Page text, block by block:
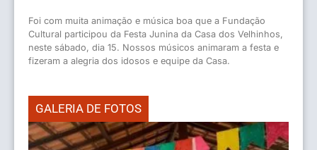
Foi com muita animação e música boa que a Fundação
Cultural participou da Festa Junina da Casa dos Velhinhos,
neste sábado, dia 15. Nossos músicos animaram a festa e
fizeram a alegria dos idosos e equipe da Casa.
GALERIA DE FOTOS